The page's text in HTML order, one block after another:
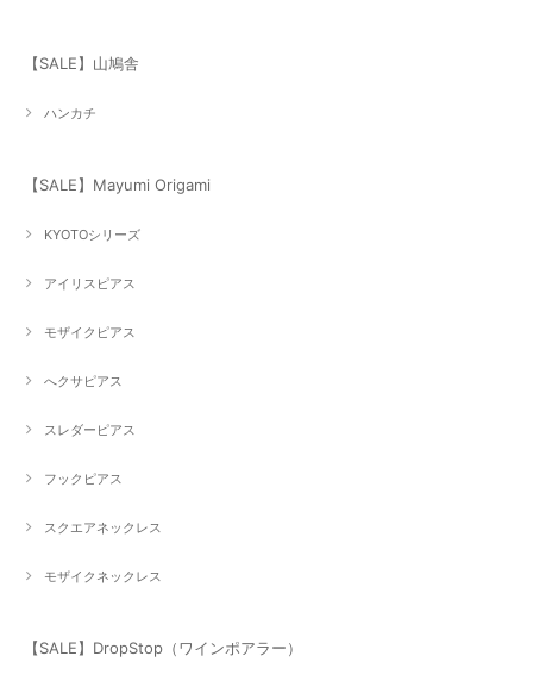
【SALE】山鳩舎
ハンカチ
【SALE】Mayumi Origami
KYOTOシリーズ
アイリスピアス
モザイクピアス
へクサピアス
スレダーピアス
フックピアス
スクエアネックレス
モザイクネックレス
【SALE】DropStop（ワインポアラー）